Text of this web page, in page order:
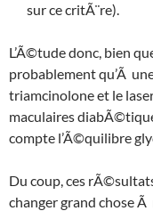
sur ce critÃ¨re).
L’Ã©tude donc, bien
probablement qu’Ã
triamcinolone et le
maculaires
compte l’Ã©quilibre
Du coup, ces
changer grand chose